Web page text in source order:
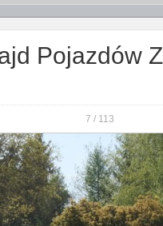
Pojazdów
7 / 113